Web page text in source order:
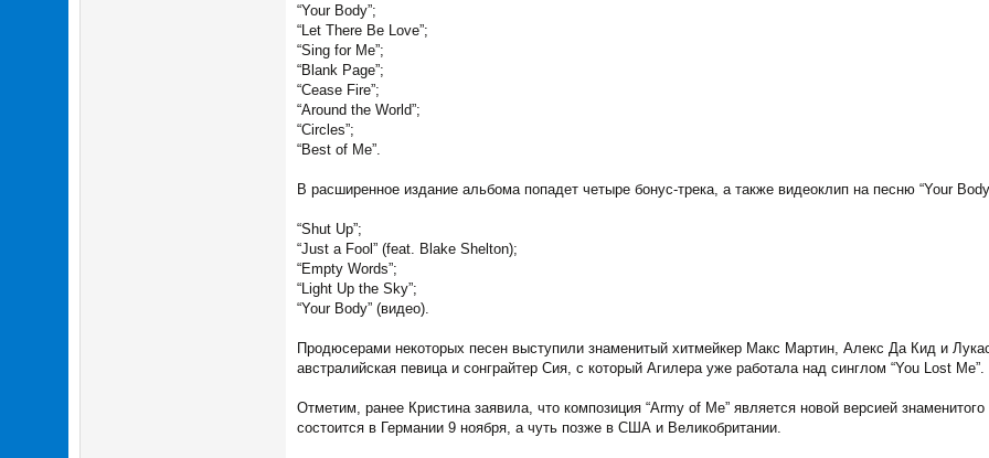
“Your Body”;
“Let There Be Love”;
“Sing for Me”;
“Blank Page”;
“Cease Fire”;
“Around the World”;
“Circles”;
“Best of Me”.
В расширенное издание альбома попадет четыре бонус-трека, а также видеоклип на песню “Your
“Shut Up”;
“Just a Fool” (feat. Blake Shelton);
“Empty Words”;
“Light Up the Sky”;
“Your Body” (видео).
Продюсерами некоторых песен выступили знаменитый хитмейкер Макс Мартин, Алекс Да Кид и
австралийская певица и сонграйтер Сия, с который Агилера уже работала над синглом “You Lost Me”.
Отметим, ранее Кристина заявила, что композиция “Army of Me” является новой версией
состоится в Германии 9 ноября, а чуть позже в США и Великобритании.